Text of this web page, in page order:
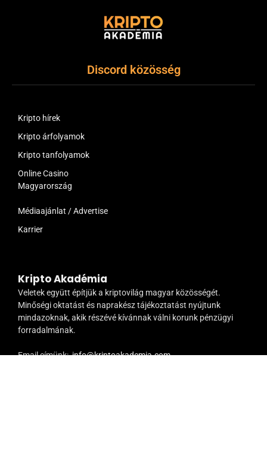
Discord közösség
Kripto hírek
Kripto árfolyamok
Kripto tanfolyamok
Online Casino
Magyarország
Médiaajánlat / Advertise
Karrier
Kripto Akadémia
Veletek együtt építjük a kriptovilág magyar közösségét.
Minőségi oktatást és naprakész tájékoztatást nyújtunk
mindazoknak, akik részévé kívánnak válni korunk pénzügyi
forradalmának.
Email címünk:info@kriptoakademia.com